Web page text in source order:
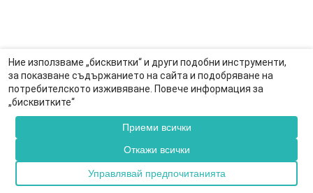
Ние използваме „бисквитки“ и други подобни инструменти,
за показване съдържанието на сайта и подобряване на
потребителското изживяване. Повече информация за
„бисквитките“
Приеми всички
Откажи всички
Управлявай предпочитанията
Вход Регистрация